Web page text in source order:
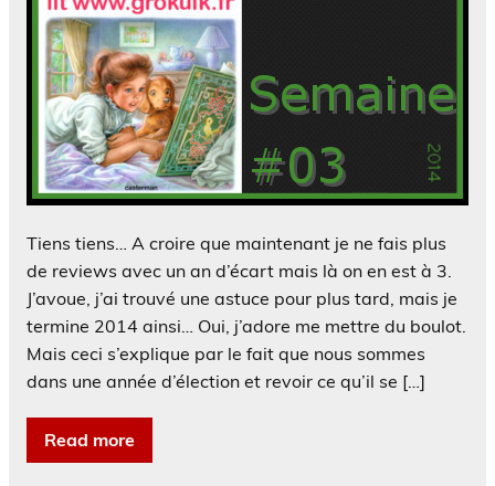
Tiens tiens… A croire que maintenant je ne fais plus
de reviews avec un an d’écart mais là on en est à 3.
J’avoue, j’ai trouvé une astuce pour plus tard, mais je
termine 2014 ainsi… Oui, j’adore me mettre du boulot.
Mais ceci s’explique par le fait que nous sommes
dans une année d’élection et revoir ce qu’il se […]
Read more